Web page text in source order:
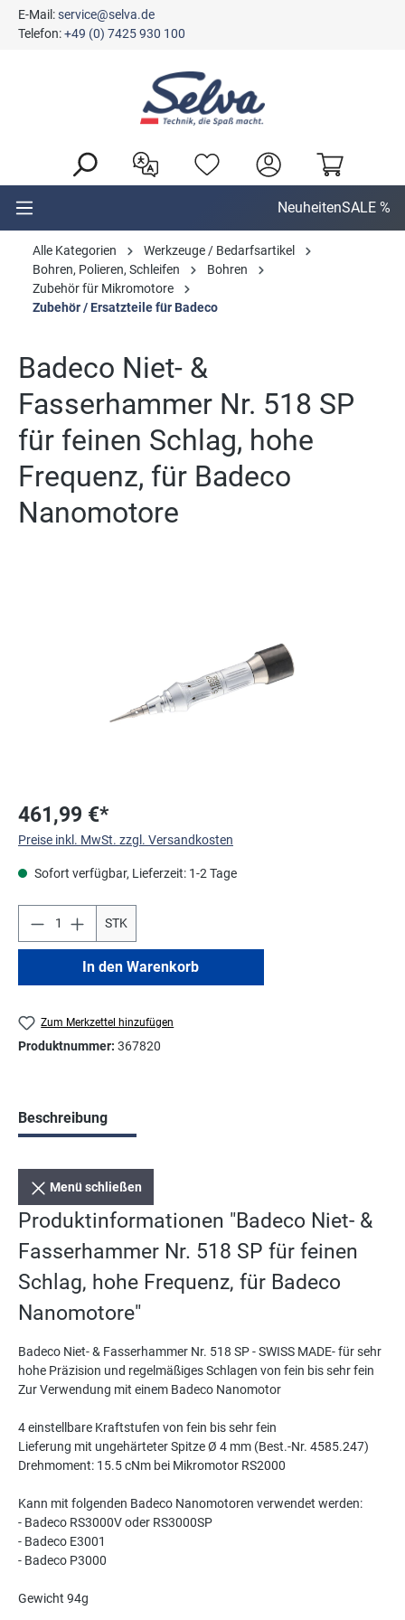
springen
E-Mail:service@selva.de
Telefon:+49 (0) 7425 930 100
NeuheitenSALE %
Alle Kategorien
Werkzeuge / Bedarfsartikel
Bohren, Polieren, Schleifen
Bohren
Zubehör für Mikromotore
Zubehör / Ersatzteile für Badeco
Badeco Niet- &
Fasserhammer Nr. 518 SP
für feinen Schlag, hohe
Frequenz, für Badeco
Nanomotore
461,99 €*
Preise inkl. MwSt. zzgl. Versandkosten
Sofort verfügbar, Lieferzeit: 1-2 Tage
STK
In den Warenkorb
Zum Merkzettel hinzufügen
Produktnummer: 367820
Beschreibung
Menü schließen
Produktinformationen "Badeco Niet- &
Fasserhammer Nr. 518 SP für feinen
Schlag, hohe Frequenz, für Badeco
Nanomotore"
Badeco Niet- & Fasserhammer Nr. 518 SP - SWISS MADE- für sehr
hohe Präzision und regelmäßiges Schlagen von fein bis sehr fein
Zur Verwendung mit einem Badeco Nanomotor
4 einstellbare Kraftstufen von fein bis sehr fein
Lieferung mit ungehärteter Spitze Ø 4 mm (Best.-Nr. 4585.247)
Drehmoment: 15.5 cNm bei Mikromotor RS2000
Kann mit folgenden Badeco Nanomotoren verwendet werden:
- Badeco RS3000V oder RS3000SP
- Badeco E3001
- Badeco P3000
Gewicht 94g